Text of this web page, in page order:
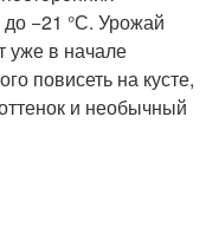
−21 °С. Урожай
уже в начале
повисеть на кусте,
и необычный